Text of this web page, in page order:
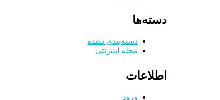
دسته‌ها
دسته‌بندی نشده
مجله اینترنتی
اطلاعات
ورود